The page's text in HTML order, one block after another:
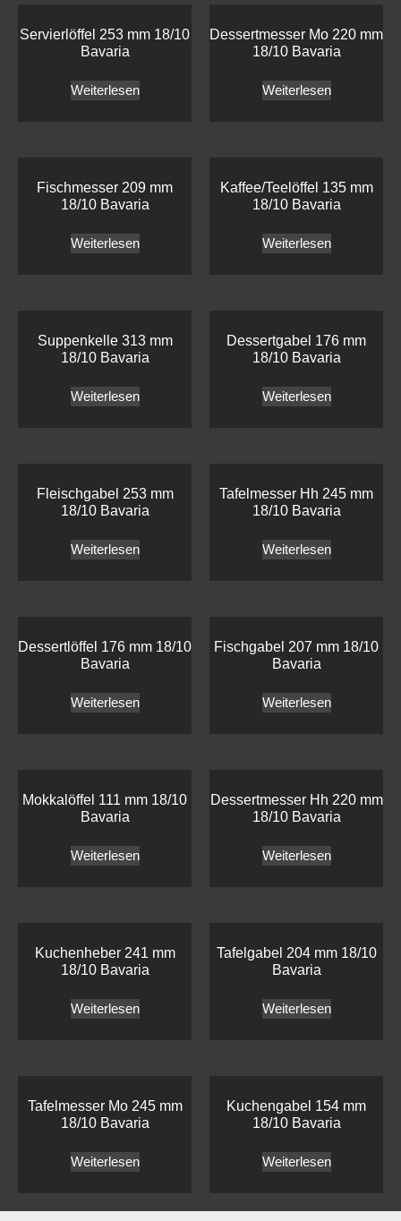
Servierlöffel 253 mm 18/10
Bavaria
Weiterlesen
Dessertmesser Mo 220 mm
18/10 Bavaria
Weiterlesen
Fischmesser 209 mm
18/10 Bavaria
Weiterlesen
Kaffee/Teelöffel 135 mm
18/10 Bavaria
Weiterlesen
Suppenkelle 313 mm
18/10 Bavaria
Weiterlesen
Dessertgabel 176 mm
18/10 Bavaria
Weiterlesen
Fleischgabel 253 mm
18/10 Bavaria
Weiterlesen
Tafelmesser Hh 245 mm
18/10 Bavaria
Weiterlesen
Dessertlöffel 176 mm 18/10
Bavaria
Weiterlesen
Fischgabel 207 mm 18/10
Bavaria
Weiterlesen
Mokkalöffel 111 mm 18/10
Bavaria
Weiterlesen
Dessertmesser Hh 220 mm
18/10 Bavaria
Weiterlesen
Kuchenheber 241 mm
18/10 Bavaria
Weiterlesen
Tafelgabel 204 mm 18/10
Bavaria
Weiterlesen
Tafelmesser Mo 245 mm
18/10 Bavaria
Weiterlesen
Kuchengabel 154 mm
18/10 Bavaria
Weiterlesen